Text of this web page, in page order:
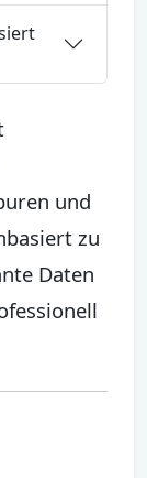
und
zu
Daten